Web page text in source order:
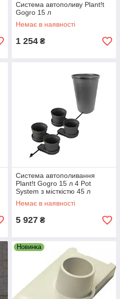
Система автополиву Plant!t
Gogro 15 л
Немає в наявності
1 254 ₴
Система автополивання
Plant!t Gogro 15 л 4 Pot
System з місткістю 45 л
Немає в наявності
5 927 ₴
Новинка